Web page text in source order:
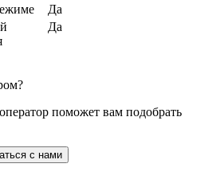
Да
Да
поможет вам подобрать
с нами